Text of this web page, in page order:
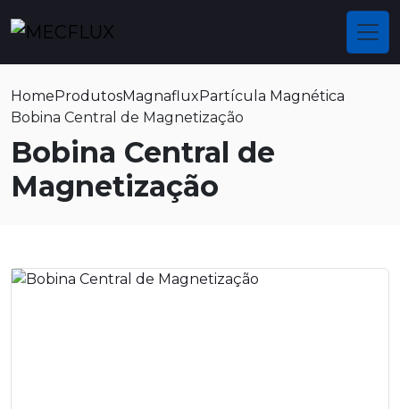
HomeProdutosMagnafluxPartícula Magnética
Bobina Central de Magnetização
Bobina Central de
Magnetização